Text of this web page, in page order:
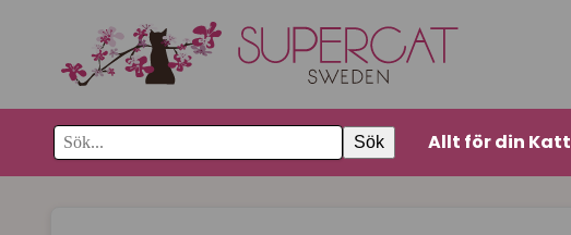
Sök Allt för din Katt